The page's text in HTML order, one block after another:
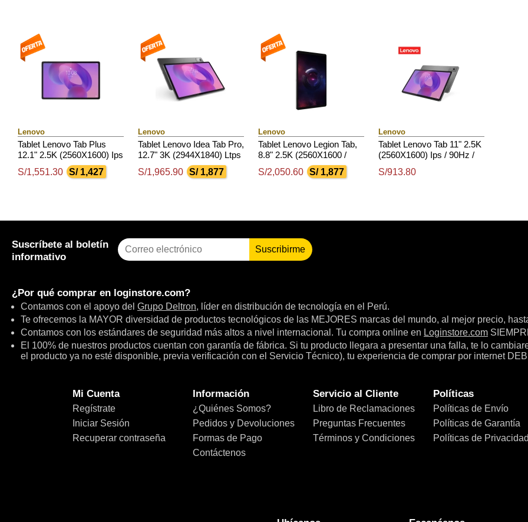
Lenovo
Tablet Lenovo Tab Plus
12.1" 2.5K (2560X1600) Ips
/ 90Hz / Touch / 8Gb Ram /
256Gb Rom, Android 15
S/1,551.30 S/ 1,427
Lenovo
Tablet Lenovo Idea Tab Pro,
12.7" 3K (2944X1840) Ltps
/ Glossy / Touch / Android
14 O Superior
S/1,965.90 S/ 1,877
Lenovo
Tablet Lenovo Legion Tab,
8.8" 2.5K (2560X1600 /
Ltps / 500Nits(Typical) /
165Hz / Glossy / Touch
S/2,050.60 S/ 1,877
Lenovo
Tablet Lenovo Tab 11" 2.5K
(2560X1600) Ips / 90Hz /
Rom, Android 15 O Sup.
S/913.80
Suscríbete al boletín
informativo
Suscribirme
¿Por qué comprar en loginstore.com?
Contamos con el apoyo del Grupo Deltron, líder en distribución de tecnología en el Perú.
Te ofrecemos la MAYOR diversidad de productos tecnológicos de las MEJORES marcas del mundo, al mejor precio,
Contamos con los estándares de seguridad más altos a nivel internacional. Tu compra online en Loginstore.com
El 100% de nuestros productos cuentan con garantía de fábrica. Si tu producto llegara a presentar una falla, te lo
el producto ya no esté disponible, previa verificación con el Servicio Técnico), tu experiencia de comprar por internet
Mi Cuenta
Regístrate
Iniciar Sesión
Recuperar contraseña
Información
¿Quiénes Somos?
Pedidos y Devoluciones
Formas de Pago
Contáctenos
Servicio al Cliente
Libro de Reclamaciones
Preguntas Frecuentes
Términos y Condiciones
Políticas
Políticas de Envío
Políticas de Garantía
Políticas de Privacidad